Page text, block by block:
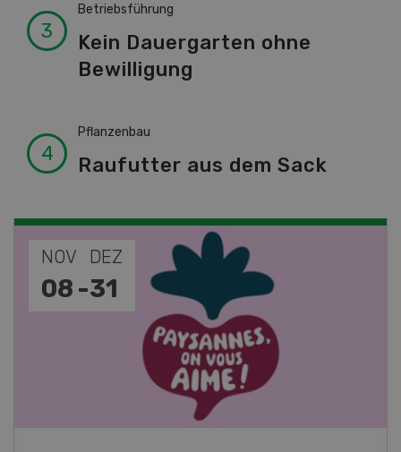
Betriebsführung
Kein Dauergarten ohne
Bewilligung
Pflanzenbau
Raufutter aus dem Sack
NOV
19 -
JAN
28